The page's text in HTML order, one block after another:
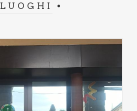
LUOGHI